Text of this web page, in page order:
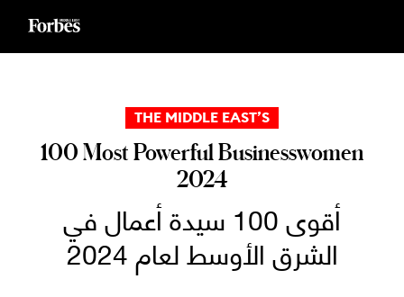
THE MIDDLE EAST’S
100 Most Powerful Businesswomen
2024
أقوى 100 سيدة أعمال في
الشرق الأوسط لعام 2024